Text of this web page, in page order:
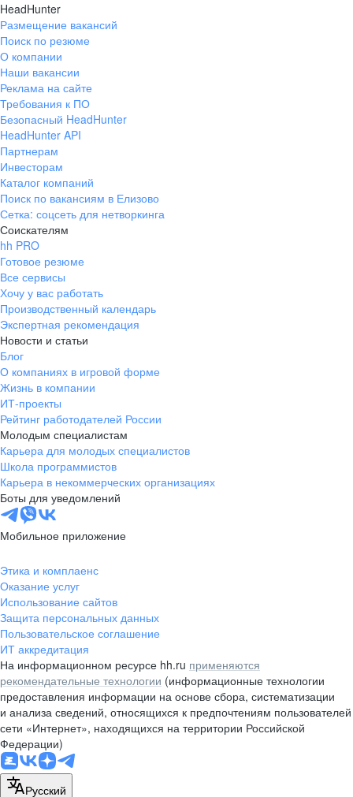
HeadHunter
Размещение вакансий
Поиск по резюме
О компании
Наши вакансии
Реклама на сайте
Требования к ПО
Безопасный HeadHunter
HeadHunter API
Партнерам
Инвесторам
Каталог компаний
Поиск по вакансиям в Елизово
Сетка: соцсеть для нетворкинга
Соискателям
hh PRO
Готовое резюме
Все сервисы
Хочу у вас работать
Производственный календарь
Экспертная рекомендация
Новости и статьи
Блог
О компаниях в игровой форме
Жизнь в компании
ИТ-проекты
Рейтинг работодателей России
Молодым специалистам
Карьера для молодых специалистов
Школа программистов
Карьера в некоммерческих организациях
Боты для уведомлений
Мобильное приложение
Этика и комплаенс
Оказание услуг
Использование сайтов
Защита персональных данных
Пользовательское соглашение
ИТ аккредитация
На информационном ресурсе hh.ru применяются
рекомендательные технологии (информационные технологии
предоставления информации на основе сбора, систематизации
и анализа сведений, относящихся к предпочтениям пользователей
сети «Интернет», находящихся на территории Российской
Федерации)
Русский